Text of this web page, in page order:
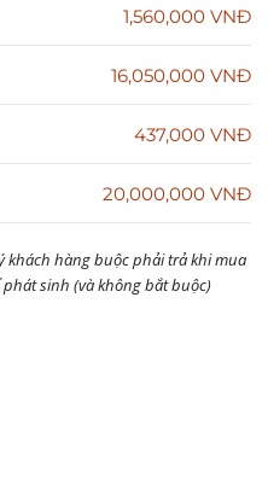
1,560,000 VNĐ
16,050,000 VNĐ
437,000 VNĐ
20,000,000 VNĐ
khách hàng buộc phải trả khi mua
phát sinh (và không bắt buộc)